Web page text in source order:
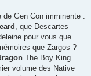
de Gen Con imminente :
, que Descartes
pour vous que
que Zargos ?
The Boy King.
volume des Native